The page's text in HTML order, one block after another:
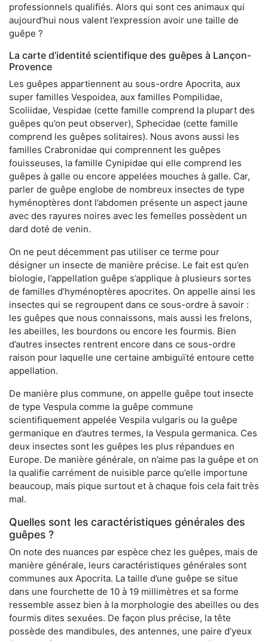
professionnels qualifiés. Alors qui sont ces animaux qui
aujourd’hui nous valent l’expression avoir une taille de
guêpe ?
La carte d’identité scientifique des guêpes à Lançon-
Provence
Les guêpes appartiennent au sous-ordre Apocrita, aux
super familles Vespoidea, aux familles Pompilidae,
Scoliidae, Vespidae (cette famille comprend la plupart des
guêpes qu’on peut observer), Sphecidae (cette famille
comprend les guêpes solitaires). Nous avons aussi les
familles Crabronidae qui comprennent les guêpes
fouisseuses, la famille Cynipidae qui elle comprend les
guêpes à galle ou encore appelées mouches à galle. Car,
parler de guêpe englobe de nombreux insectes de type
hyménoptères dont l’abdomen présente un aspect jaune
avec des rayures noires avec les femelles possèdent un
dard doté de venin.
On ne peut décemment pas utiliser ce terme pour
désigner un insecte de manière précise. Le fait est qu’en
biologie, l’appellation guêpe s’applique à plusieurs sortes
de familles d’hyménoptères apocrites. On appelle ainsi les
insectes qui se regroupent dans ce sous-ordre à savoir :
les guêpes que nous connaissons, mais aussi les frelons,
les abeilles, les bourdons ou encore les fourmis. Bien
d’autres insectes rentrent encore dans ce sous-ordre
raison pour laquelle une certaine ambiguïté entoure cette
appellation.
De manière plus commune, on appelle guêpe tout insecte
de type Vespula comme la guêpe commune
scientifiquement appelée Vespila vulgaris ou la guêpe
germanique en d’autres termes, la Vespula germanica. Ces
deux insectes sont les guêpes les plus répandues en
Europe. De manière générale, on n’aime pas la guêpe et on
la qualifie carrément de nuisible parce qu’elle importune
beaucoup, mais pique surtout et à chaque fois cela fait très
mal.
Quelles sont les caractéristiques générales des
guêpes ?
On note des nuances par espèce chez les guêpes, mais de
manière générale, leurs caractéristiques générales sont
communes aux Apocrita. La taille d’une guêpe se situe
dans une fourchette de 10 à 19 millimètres et sa forme
ressemble assez bien à la morphologie des abeilles ou des
fourmis dites sexuées. De façon plus précise, la tête
possède des mandibules, des antennes, une paire d’yeux